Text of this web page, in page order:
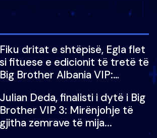
Fiku dritat e shtëpisë, Egla flet
si fituese e edicionit të tretë të
Big Brother Albania VIP:
Julian Deda, finalisti i dytë i Big
Brother VIP 3: Mirënjohje të
gjitha zemrave të mija...